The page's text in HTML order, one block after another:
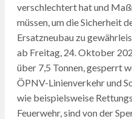
verschlechtert hat und
müssen, um die Sicherheit
Ersatzneubau zu
ab Freitag, 24. Oktober
über 7,5 Tonnen, gesperrt
ÖPNV-Linienverkehr und
wie beispielsweise
Feuerwehr, sind von der